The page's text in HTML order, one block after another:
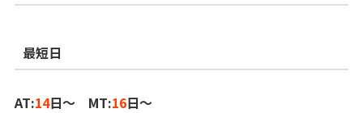
最短日
AT:14日～ MT:16日～